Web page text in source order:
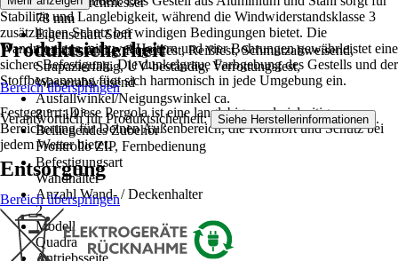
78 mm
Eigenschaft Stoff
Lichtbeständig, Regenfest, Reißfest, Schmutzabweisend,
Strapazierfähig, UV-beständig, Verrottungsfest,
Wasserabweisend
Ausfallwinkel/Neigungswinkel ca.
8 ° - 14 °
Beiliegendes Zubehör
Frontrollo ZIP, Fernbedienung
Befestigungsart
Wandhalter
Anzahl Wand- / Deckenhalter
2
Modell
Quadra
Antriebsseite
Stabilität und Langlebigkeit, während die Windwiderstandsklasse 3
zusätzlichen Schutz bei windigen Bedingungen bietet. Die
Wandmontage mit zwei Haltern und vier Bohrungen gewährleistet eine
sichere Befestigung. Die dunkelgraue Farbgebung des Gestells und der
Stoffbespannung fügt sich harmonisch in jede Umgebung ein.
Festgezurrt: Diese Pergola ist eine langlebige und vielseitige
Bereicherung für Deinen Außenbereich, die Komfort und Schutz bei
jedem Wetter bietet.
Produktsicherheit
Bereich überspringen
Verantwortlich für Produktsicherheit: Siehe Herstellerinformationen .
Entsorgung
Bereich überspringen